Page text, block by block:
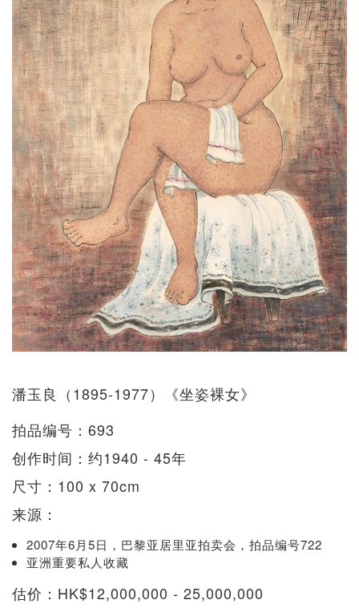
潘玉良（1895-1977）《坐姿裸女》
拍品编号：693
创作时间：约1940 - 45年
尺寸：100 x 70cm
来源：
2007年6月5日，巴黎亚居里亚拍卖会，拍品编号722
亚洲重要私人收藏
估价：HK$12,000,000 - 25,000,000